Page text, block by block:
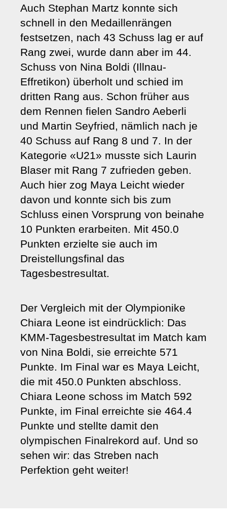
Auch Stephan Martz konnte sich
schnell in den Medaillenrängen
festsetzen, nach 43 Schuss lag er auf
Rang zwei, wurde dann aber im 44.
Schuss von Nina Boldi (Illnau-
Effretikon) überholt und schied im
dritten Rang aus. Schon früher aus
dem Rennen fielen Sandro Aeberli
und Martin Seyfried, nämlich nach je
40 Schuss auf Rang 8 und 7. In der
Kategorie «U21» musste sich Laurin
Blaser mit Rang 7 zufrieden geben.
Auch hier zog Maya Leicht wieder
davon und konnte sich bis zum
Schluss einen Vorsprung von beinahe
10 Punkten erarbeiten. Mit 450.0
Punkten erzielte sie auch im
Dreistellungsfinal das
Tagesbestresultat.
Der Vergleich mit der Olympionike
Chiara Leone ist eindrücklich: Das
KMM-Tagesbestresultat im Match kam
von Nina Boldi, sie erreichte 571
Punkte. Im Final war es Maya Leicht,
die mit 450.0 Punkten abschloss.
Chiara Leone schoss im Match 592
Punkte, im Final erreichte sie 464.4
Punkte und stellte damit den
olympischen Finalrekord auf. Und so
sehen wir: das Streben nach
Perfektion geht weiter!